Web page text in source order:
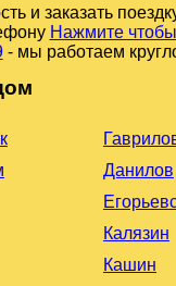
и заказать
Нажмите
- мы работаем
Данилов
Калязин
Кашин